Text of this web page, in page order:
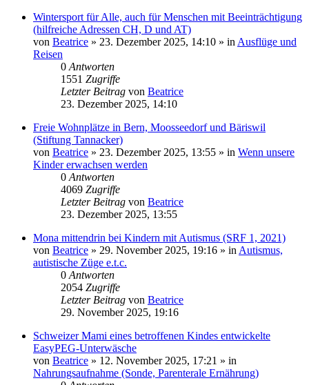
Wintersport für Alle, auch für Menschen mit Beeinträchtigung
(hilfreiche Adressen CH, D und AT)
von Beatrice » 23. Dezember 2025, 14:10 » in Ausflüge und
Reisen
0 Antworten
1551 Zugriffe
Letzter Beitrag von Beatrice
23. Dezember 2025, 14:10
Freie Wohnplätze in Bern, Moosseedorf und Bäriswil
(Stiftung Tannacker)
von Beatrice » 23. Dezember 2025, 13:55 » in Wenn unsere
Kinder erwachsen werden
0 Antworten
4069 Zugriffe
Letzter Beitrag von Beatrice
23. Dezember 2025, 13:55
Mona mittendrin bei Kindern mit Autismus (SRF 1, 2021)
von Beatrice » 29. November 2025, 19:16 » in Autismus,
autistische Züge e.t.c.
0 Antworten
2054 Zugriffe
Letzter Beitrag von Beatrice
29. November 2025, 19:16
Schweizer Mami eines betroffenen Kindes entwickelte
EasyPEG-Unterwäsche
von Beatrice » 12. November 2025, 17:21 » in
Nahrungsaufnahme (Sonde, Parenterale Ernährung)